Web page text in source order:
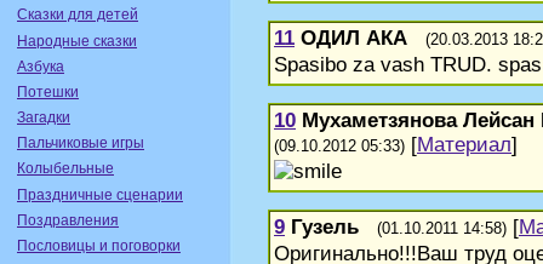
Сказки для детей
Народные сказки
Азбука
Потешки
Загадки
Пальчиковые игры
Колыбельные
Праздничные сценарии
Поздравления
Пословицы и поговорки
11 ОДИЛ АКА (20.03.2013
Spasibo za vash TRUD.
10 Мухаметзянова
(09.10.2012 05:33) [Материал]
9 Гузель (01.10.2011 14:58) [
Оригинально!!!Ваш труд